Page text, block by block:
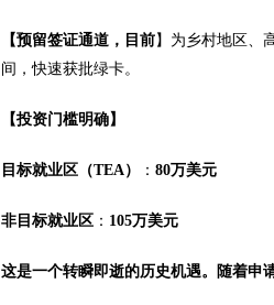
【预留签证通道，目前】为乡村地区、
间，快速获批绿卡。
【投资门槛明确】
目标就业区（TEA） ：80万美元
非目标就业区 ： 105万美元
这是一个转瞬即逝的历史机遇。随着申